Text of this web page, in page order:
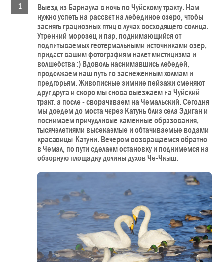
Выезд из Барнаула в ночь по Чуйскому тракту. Нам
нужно успеть на рассвет на лебединое озеро, чтобы
заснять грациозных птиц в лучах восходящего солнца.
Утренний морозец и пар, поднимающийся от
подпитываемых геотермальными источниками озер,
придаст вашим фотографиям налет мистицизма и
волшебства :) Вдоволь наснимавшись лебедей,
продолжаем наш путь по заснеженным холмам и
предгорьям. Живописные зимние пейзажи сменяют
друг друга и скоро мы снова выезжаем на Чуйский
тракт, а после - сворачиваем на Чемальский. Сегодня
мы доедем до моста через Катунь близ села Эдиган и
поснимаем причудливые каменные образования,
тысячелетиями высекаемые и обтачиваемые водами
красавицы-Катуни. Вечером возвращаемся обратно
в Чемал, по пути сделаем остановку и поднимемся на
обзорную площадку долины духов Че-Чкыш.